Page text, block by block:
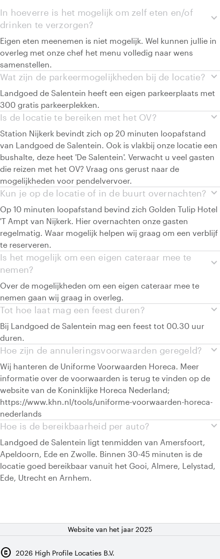
expand_more
In hoeverre is het mogelijk om zelf eten en/of
drinken te verzorgen?
Eigen eten meenemen is niet mogelijk. Wel kunnen jullie in
overleg met onze chef het menu volledig naar wens
samenstellen.
expand_more
Wat zijn de parkeermogelijkheden bij de locatie?
Landgoed de Salentein heeft een eigen parkeerplaats met
300 gratis parkeerplekken.
expand_more
Is de locatie te bereiken met het OV?
Station Nijkerk bevindt zich op 20 minuten loopafstand
van Landgoed de Salentein. Ook is vlakbij onze locatie een
bushalte, deze heet 'De Salentein'. Verwacht u veel gasten
die reizen met het OV? Vraag ons gerust naar de
mogelijkheden voor pendelvervoer.
expand_more
Kun je op de locatie of in de buurt overnachten?
Op 10 minuten loopafstand bevind zich Golden Tulip Hotel
'T Ampt van Nijkerk. Hier overnachten onze gasten
regelmatig. Waar mogelijk helpen wij graag om een verblijf
te reserveren.
expand_more
Is het mogelijk om een eigen cateraar mee te
nemen?
Over de mogelijkheden om een eigen cateraar mee te
nemen gaan wij graag in overleg.
expand_more
Tot hoe laat mag een feest duren?
Bij Landgoed de Salentein mag een feest tot 00.30 uur
duren.
expand_more
Hoe zijn de annuleringsvoorwaarden geregeld?
Wij hanteren de Uniforme Voorwaarden Horeca. Meer
informatie over de voorwaarden is terug te vinden op de
website van de Koninklijke Horeca Nederland;
https://www.khn.nl/tools/uniforme-voorwaarden-horeca-
nederlands
expand_more
Hoe is de bereikbaarheid per auto?
Landgoed de Salentein ligt tenmidden van Amersfoort,
Apeldoorn, Ede en Zwolle. Binnen 30-45 minuten is de
locatie goed bereikbaar vanuit het Gooi, Almere, Lelystad,
Ede, Utrecht en Arnhem.
Website van het jaar 2025
copyright 2026 High Profile Locaties B.V.